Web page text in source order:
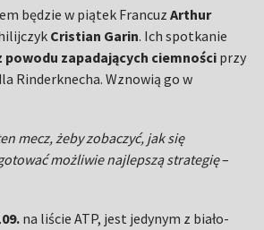
będzie w piątek FrancuzArthur
Cristian Garin. Ich spotkanie
powodu zapadających ciemności przy
Rinderknecha. Wznowią go w
mecz, żeby zobaczyć, jak się
możliwie najlepszą strategię–
na liście ATP, jest jedynym z biało-